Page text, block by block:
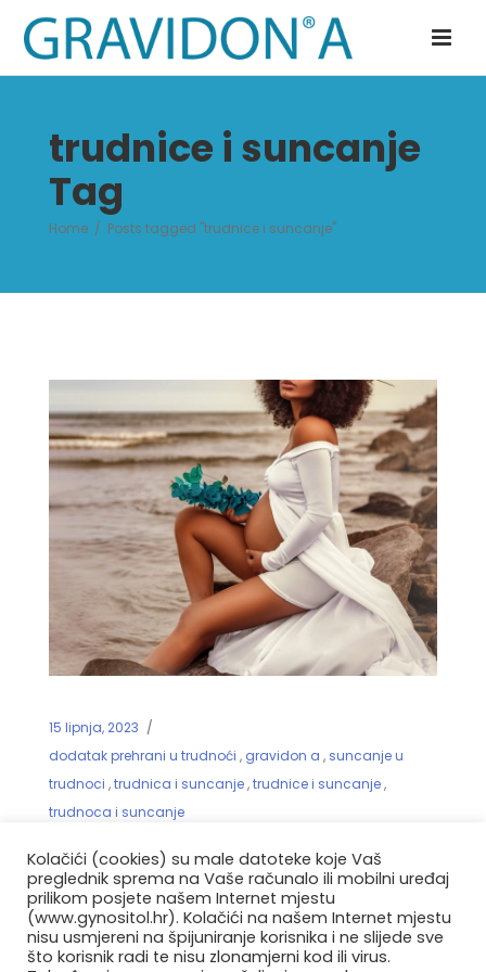
trudnice i suncanje
Tag
Home / Posts tagged "trudnice i suncanje"
15 lipnja, 2023
dodatak prehrani u trudnoći , gravidon a , suncanje u
trudnoci ,trudnica i suncanje,trudnice i suncanje,
trudnoca i suncanje
Sunčanje u trudnoći – otkrivamo
benefite i potencijalne opasnosti
Sunčanje u trudnoći može imati brojne benefite,
ali također postoje određene opasnosti na koje
Kolačići (cookies) su male datoteke koje Vaš
preglednik sprema na Vaše računalo ili mobilni uređaj
prilikom posjete našem Internet mjestu
(www.gynositol.hr). Kolačići na našem Internet mjestu
nisu usmjereni na špijuniranje korisnika i ne slijede sve
što korisnik radi te nisu zlonamjerni kod ili virus.